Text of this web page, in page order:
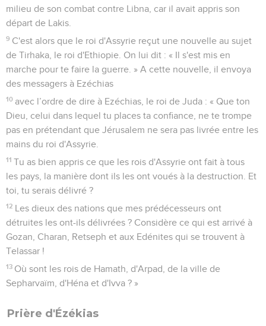
milieu de son combat contre Libna, car il avait appris son
départ de Lakis.
9 C'est alors que le roi d'Assyrie reçut une nouvelle au sujet
de Tirhaka, le roi d'Ethiopie. On lui dit : « Il s'est mis en
marche pour te faire la guerre. » A cette nouvelle, il envoya
des messagers à Ezéchias
10 avec l’ordre de dire à Ezéchias, le roi de Juda : « Que ton
Dieu, celui dans lequel tu places ta confiance, ne te trompe
pas en prétendant que Jérusalem ne sera pas livrée entre les
mains du roi d'Assyrie.
11 Tu as bien appris ce que les rois d'Assyrie ont fait à tous
les pays, la manière dont ils les ont voués à la destruction. Et
toi, tu serais délivré ?
12 Les dieux des nations que mes prédécesseurs ont
détruites les ont-ils délivrées ? Considère ce qui est arrivé à
Gozan, Charan, Retseph et aux Edénites qui se trouvent à
Telassar !
13 Où sont les rois de Hamath, d'Arpad, de la ville de
Sepharvaïm, d'Héna et d'Ivva ? »
Prière d'Ézékias